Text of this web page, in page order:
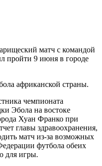
матч с командой
пройти 9 июня в городе
африканской страны.
чемпионата
Эбола на востоке
Хуан Франко при
главы здравоохранения,
матч из-за возможных
футбола обеих
для игры.